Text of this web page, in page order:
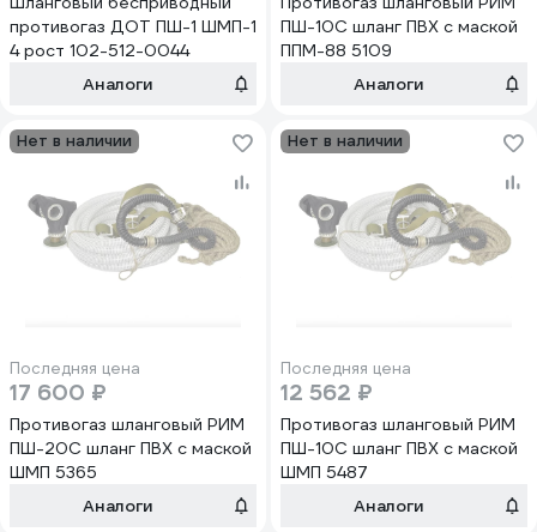
противогаз ДОТ ПШ-1 ШМП-1
4 рост 102-512-0044
Аналоги
ПШ-10С шланг ПВХ с маской
ППМ-88 5109
Аналоги
Нет в наличии
Последняя цена
17 600 ₽
Противогаз шланговый РИМ
ПШ-20С шланг ПВХ с маской
ШМП 5365
Аналоги
Нет в наличии
Последняя цена
12 562 ₽
Противогаз шланговый РИМ
ПШ-10С шланг ПВХ с маской
ШМП 5487
Аналоги